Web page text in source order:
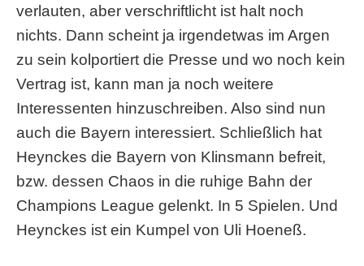
verlauten, aber verschriftlicht ist halt noch
nichts. Dann scheint ja irgendetwas im Argen
zu sein kolportiert die Presse und wo noch kein
Vertrag ist, kann man ja noch weitere
Interessenten hinzuschreiben. Also sind nun
auch die Bayern interessiert. Schließlich hat
Heynckes die Bayern von Klinsmann befreit,
bzw. dessen Chaos in die ruhige Bahn der
Champions League gelenkt. In 5 Spielen. Und
Heynckes ist ein Kumpel von Uli Hoeneß.